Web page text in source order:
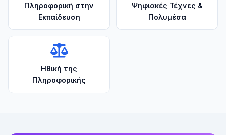
Πληροφορική στην
Εκπαίδευση
Ψηφιακές Τέχνες &
Πολυμέσα
Ηθική της
Πληροφορικής